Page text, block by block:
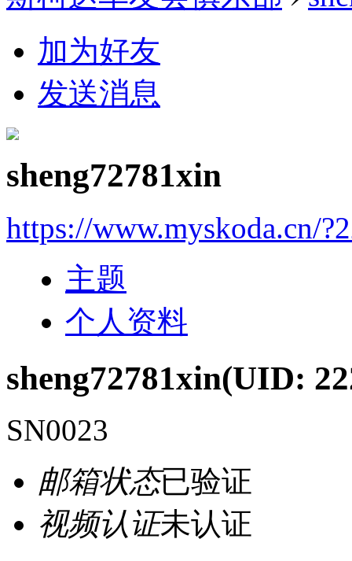
加为好友
发送消息
sheng72781xin
https://www.myskoda.cn/
主题
个人资料
sheng72781xin(UID:
SN0023
邮箱状态已验证
视频认证未认证